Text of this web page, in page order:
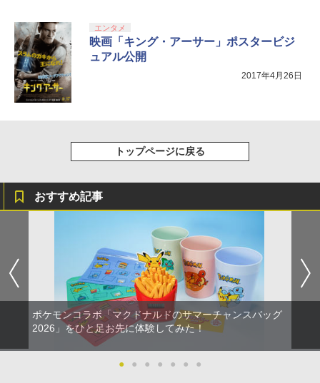
トローラー(CFI-ZCT2J)
￥10,737
s X|S 対応の高精度 H パターン シフター
￥14,141
5
『映画 ラブライブ！蓮ノ空女学院スクー
エンタメ
映画「キング・アーサー」ポスタービジ
ュアル公開
2017年4月26日
トップページに戻る
おすすめ記事
ポケモンコラボ「マクドナルドのサマーチャンスバッグ
2026」をひと足お先に体験してみた！
● ● ● ● ● ● ●